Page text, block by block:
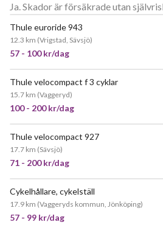
Ja. Skador är försäkrade utan
Thule euroride 943
12.3 km (Vrigstad, Sävsjö)
57 - 100 kr/dag
Thule velocompact f 3 cyklar
15.7 km (Vaggeryd)
100 - 200 kr/dag
Thule velocompact 927
17.7 km (Sävsjö)
71 - 200 kr/dag
Cykelhållare, cykelställ
17.9 km (Vaggeryds kommun, Jönköping)
57 - 99 kr/dag